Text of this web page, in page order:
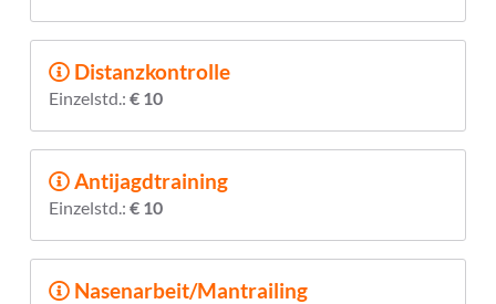
Distanzkontrolle
Einzelstd.: € 10
Antijagdtraining
Einzelstd.: € 10
Nasenarbeit/Man­trailing